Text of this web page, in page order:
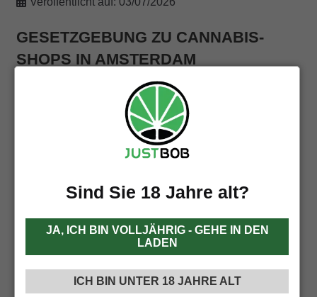
GESETZGEBUNG ZU CANNABIS-
SHOPS IN AMSTERDAM
ZWISCHEN Österreich UND DEN
NIEDERLANDEN KLAFFT EINE
ABGRUNDTIEFE LÜCKE IN DER
CANNABISGESETZGEBUNG: HIER IST DER
GRUND Cannabis-Läden in Amsterdam sind völlig
legal und werden als Coffeeshops bezeichnet. Es
Holland nicht in einem dieser Orte wiederzufinden,
denn hier können Sie Cannabis mit einem hohen
THC-Gehalt kaufen und konsumieren, während
Sie an einem heißen […]
Sind Sie 18 Jahre alt?
JA, ICH BIN VOLLJÄHRIG - GEHE IN DEN
LADEN
ICH BIN UNTER 18 JAHRE ALT